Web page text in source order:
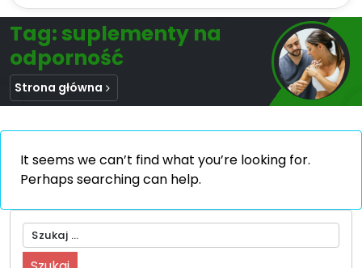
Tag: suplementy na
odporność
Strona główna
It seems we can’t find what you’re looking for.
Perhaps searching can help.
Szukaj: